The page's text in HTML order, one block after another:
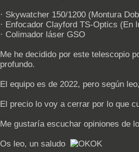
· Skywatcher 150/1200 (Montura
· Enfocador Clayford TS-Optics (En
· Colimador láser GSO
Me he decidido por este telescopio
profundo.
El equipo es de 2022, pero según
El precio lo voy a cerrar por lo que
Me gustaría escuchar opiniones de
Os leo, un saludo